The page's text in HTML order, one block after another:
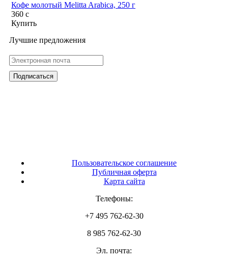
Кофе молотый Melitta Arabica, 250 г
360c
Купить
Лучшие предложения
Пользовательское соглашение
Публичная оферта
Карта сайта
Телефоны:
+7 495 762-62-30
8 985 762-62-30
Эл. почта: